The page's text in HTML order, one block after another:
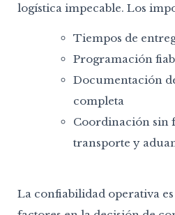
logística impecable. Los
Tiempos de
Programación
Documentación
completa
Coordinación sin
transporte y
La confiabilidad operativa